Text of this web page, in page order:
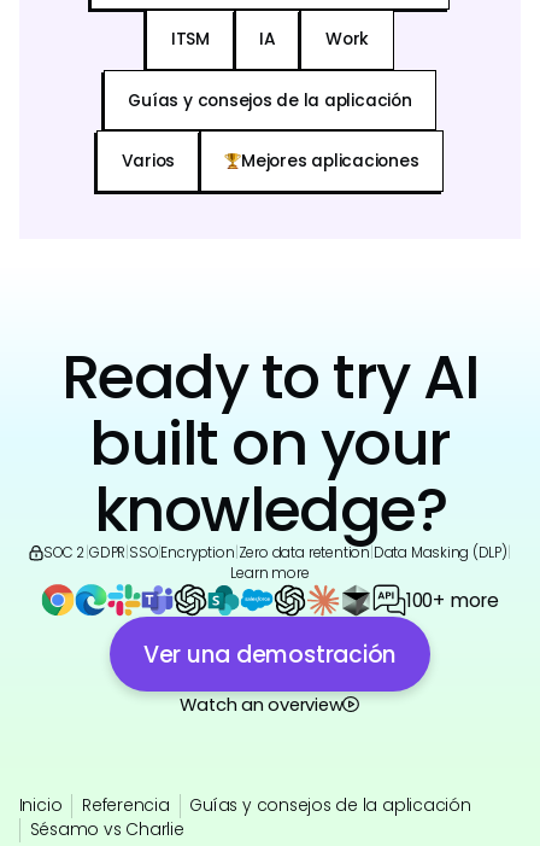
ITSM IA Work
Guías y consejos de la aplicación
Varios Mejores aplicaciones
Ready to try AI
built on your
knowledge?
SOC 2|GDPR|SSO|Encryption|Zero data retention|Data Masking (DLP)|
Learn more
100+ more
Ver una demostración
Watch an overview
Inicio Referencia
Guías y consejos de la aplicación
Sésamo vs Charlie